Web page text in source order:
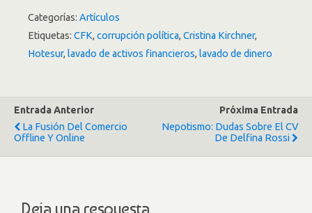
Categorías: Artículos
Etiquetas: CFK, corrupción política, Cristina Kirchner,
Hotesur, lavado de activos financieros, lavado de dinero
Entrada Anterior
La Fusión Del Comercio
Offline Y Online
Próxima Entrada
Nepotismo: Dudas Sobre El CV
De Delfina Rossi
Deja una respuesta